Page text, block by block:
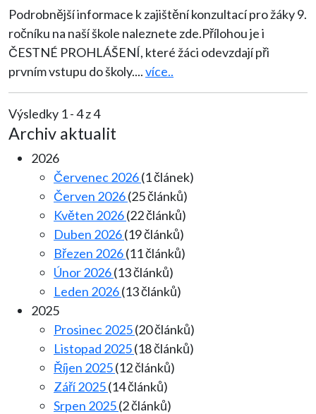
Podrobnější informace k zajištění konzultací pro žáky 9.
ročníku na naší škole naleznete zde.Přílohou je i
ČESTNÉ PROHLÁŠENÍ, které žáci odevzdají při
prvním vstupu do školy....více..
Výsledky 1 - 4 z 4
Archiv aktualit
2026
Červenec 2026(1 článek)
Červen 2026(25 článků)
Květen 2026(22 článků)
Duben 2026(19 článků)
Březen 2026(11 článků)
Únor 2026(13 článků)
Leden 2026(13 článků)
2025
Prosinec 2025(20 článků)
Listopad 2025(18 článků)
Říjen 2025(12 článků)
Září 2025(14 článků)
Srpen 2025(2 článků)